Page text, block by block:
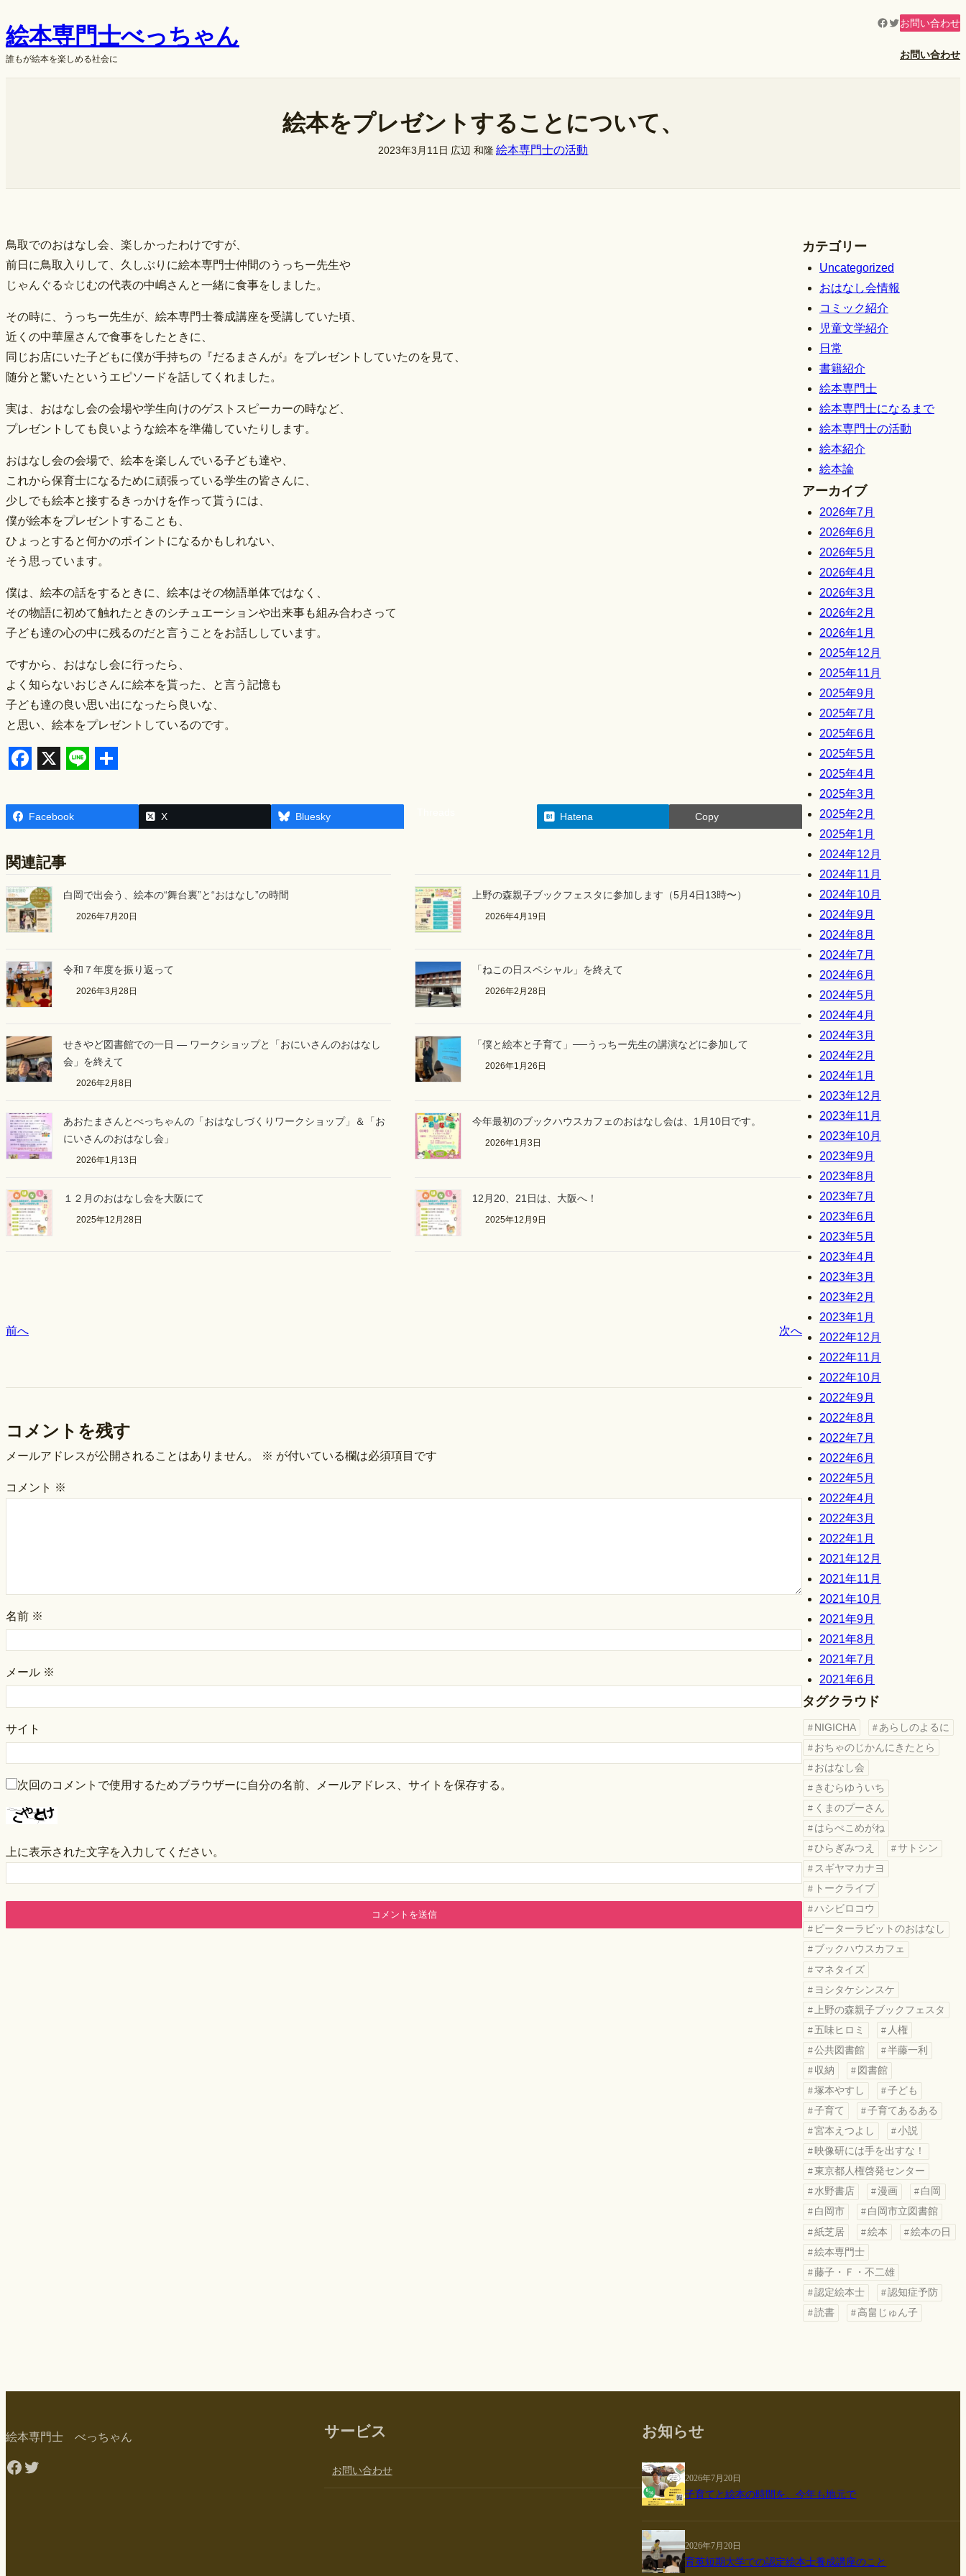
容
を
ス
絵本専門士べっちゃん
誰もが絵本を楽しめる社会に
Facebook
Twitter
お問い合わせ
お問い合わせ
絵本をプレゼントすることについて、
2023年3月11日 広辺 和隆 絵本専門士の活動
鳥取でのおはなし会、楽しかったわけですが、
前日に鳥取入りして、久しぶりに絵本専門士仲間のうっちー先生や
じゃんぐる☆じむの代表の中嶋さんと一緒に食事をしました。
その時に、うっちー先生が、絵本専門士養成講座を受講していた頃、
近くの中華屋さんで食事をしたときに、
同じお店にいた子どもに僕が手持ちの『だるまさんが』をプレゼントしていたのを見て、
随分と驚いたというエピソードを話してくれました。
実は、おはなし会の会場や学生向けのゲストスピーカーの時など、
プレゼントしても良いような絵本を準備していたりします。
おはなし会の会場で、絵本を楽しんでいる子ども達や、
これから保育士になるために頑張っている学生の皆さんに、
少しでも絵本と接するきっかけを作って貰うには、
僕が絵本をプレゼントすることも、
ひょっとすると何かのポイントになるかもしれない、
そう思っています。
僕は、絵本の話をするときに、絵本はその物語単体ではなく、
その物語に初めて触れたときのシチュエーションや出来事も組み合わさって
子ども達の心の中に残るのだと言うことをお話ししています。
ですから、おはなし会に行ったら、
よく知らないおじさんに絵本を貰った、と言う記憶も
子ども達の良い思い出になったら良いな、
と思い、絵本をプレゼントしているのです。
a
c
e
b
o
o
i
n
h
a
Facebook X Bluesky Hatena Copy
関連記事
白岡で出会う、絵本の“舞台裏”と“おはなし”の時間
2026年7月20日
上野の森親子ブックフェスタに参加します（5月4日13時〜）
2026年4月19日
令和７年度を振り返って
2026年3月28日
「ねこの日スペシャル」を終えて
2026年2月28日
せきやど図書館での一日 ― ワークショップと「おにいさんのおはなし
会」を終えて
2026年2月8日
「僕と絵本と子育て」──うっちー先生の講演などに参加して
2026年1月26日
あおたまさんとべっちゃんの「おはなしづくりワークショップ」＆「お
にいさんのおはなし会」
2026年1月13日
今年最初のブックハウスカフェのおはなし会は、1月10日です。
2026年1月3日
１２月のおはなし会を大阪にて
2025年12月28日
12月20、21日は、大阪へ！
2025年12月9日
前へ 次へ
コメントを残す
メールアドレスが公開されることはありません。 ※ が付いている欄は必須項目です
コメント ※
名前 ※
メール ※
サイト
次回のコメントで使用するためブラウザーに自分の名前、メールアドレス、サイトを保存する。
上に表示された文字を入力してください。
カテゴリー
Uncategorized
おはなし会情報
コミック紹介
児童文学紹介
日常
書籍紹介
絵本専門士
絵本専門士になるまで
絵本専門士の活動
絵本紹介
絵本論
アーカイブ
2026年7月
2026年6月
2026年5月
2026年4月
2026年3月
2026年2月
2026年1月
2025年12月
2025年11月
2025年9月
2025年7月
2025年6月
2025年5月
2025年4月
2025年3月
2025年2月
2025年1月
2024年12月
2024年11月
2024年10月
2024年9月
2024年8月
2024年7月
2024年6月
2024年5月
2024年4月
2024年3月
2024年2月
2024年1月
2023年12月
2023年11月
2023年10月
2023年9月
2023年8月
2023年7月
2023年6月
2023年5月
2023年4月
2023年3月
2023年2月
2023年1月
2022年12月
2022年11月
2022年10月
2022年9月
2022年8月
2022年7月
2022年6月
2022年5月
2022年4月
2022年3月
2022年1月
2021年12月
2021年11月
2021年10月
2021年9月
2021年8月
2021年7月
2021年6月
タグクラウド
NIGICHA
あらしのよるに
おちゃのじかんにきたとら
おはなし会
きむらゆういち
くまのプーさん
はらぺこめがね
ひらぎみつえ
サトシン
スギヤマカナヨ
トークライブ
ハシビロコウ
ピーターラビットのおはなし
ブックハウスカフェ
マネタイズ
ヨシタケシンスケ
上野の森親子ブックフェスタ
五味ヒロミ
人権
公共図書館
半藤一利
収納
図書館
塚本やすし
子ども
子育て
子育てあるある
宮本えつよし
小説
映像研には手を出すな！
東京都人権啓発センター
水野書店
漫画
白岡
白岡市
白岡市立図書館
紙芝居
絵本
絵本の日
絵本専門士
藤子・Ｆ・不二雄
認定絵本士
認知症予防
読書
高畠じゅん子
絵本専門士 べっちゃん
Facebook
Twitter
サービス
お問い合わせ
お知らせ
2026年7月20日
子育てと絵本の時間を、今年も地元で
2026年7月20日
育英短期大学での認定絵本士養成講座のこと